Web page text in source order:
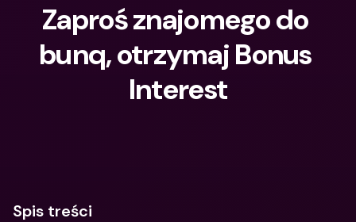
Zaproś znajomego do
bunq, otrzymaj Bonus
Interest
Spis treści